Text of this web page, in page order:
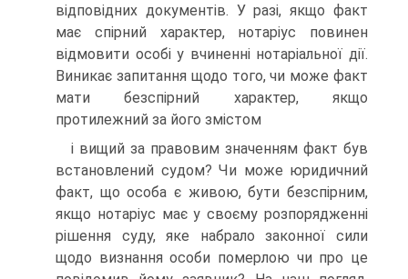
відповідних документів. У разі, якщо факт
має спірний характер, нотаріус повинен
відмовити особі у вчиненні нотаріальної дії.
Виникає запитання щодо того, чи може факт
мати безспірний характер, якщо
протилежний за його змістом
і вищий за правовим значенням факт був
встановлений судом? Чи може юридичний
факт, що особа є живою, бути безспірним,
якщо нотаріус має у своєму розпорядженні
рішення суду, яке набрало законної сили
щодо визнання особи померлою чи про це